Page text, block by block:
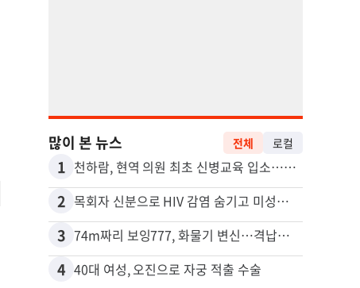
많이 본 뉴스 전체 로컬
1 천하람, 현역 의원 최초 신병교육 입소…논산서 2박3일 생활
2 목회자 신분으로 HIV 감염 숨기고 미성년자와 성관계
3 74m짜리 보잉777, 화물기 변신…격납고서 ‘보물’ 찾는 인천공항
4 40대 여성, 오진으로 자궁 적출 수술